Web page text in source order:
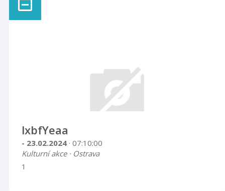
lxbfYeaa
- 23.02.2024 · 07:10:00
Kulturní akce · Ostrava
1